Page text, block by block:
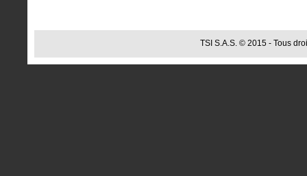
TSI S.A.S. © 2015 - Tous